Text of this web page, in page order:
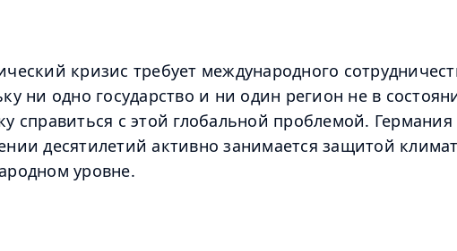
кризис требует международного
ни одно государство и ни один регион не в
справиться с этой глобальной проблемой.
десятилетий активно занимается защитой
уровне.